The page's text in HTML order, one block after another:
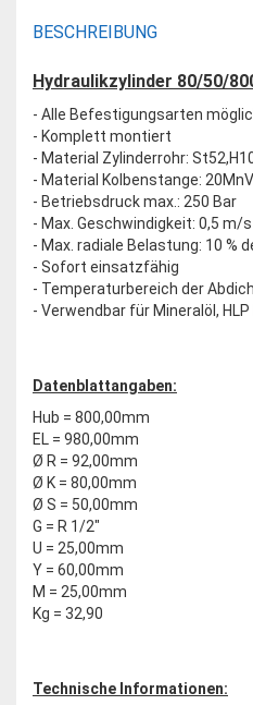
BESCHREIBUNG
Hydraulikzylinder 80/50/
- Alle Befestigungsarten
- Komplett montiert
- Material Zylinderrohr:
- Material Kolbenstange:
- Betriebsdruck max.: 250 Bar
- Max. Geschwindigkeit: 0,5 m/s
- Max. radiale Belastung: 10 %
- Sofort einsatzfähig
- Temperaturbereich der
- Verwendbar für Mineralöl, HLP
Datenblattangaben:
Hub = 800,00mm
EL = 980,00mm
Ø R = 92,00mm
Ø K = 80,00mm
Ø S = 50,00mm
G = R 1/2"
U = 25,00mm
Y = 60,00mm
M = 25,00mm
Kg = 32,90
Technische Informationen: